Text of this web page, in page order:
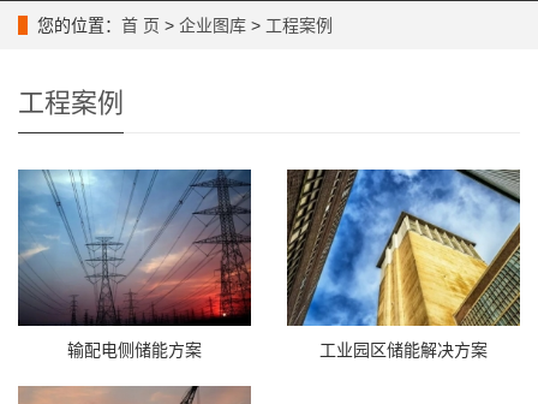
您的位置： 首 页 > 企业图库 > 工程案例
工程案例
输配电侧储能方案 工业园区储能解决方案